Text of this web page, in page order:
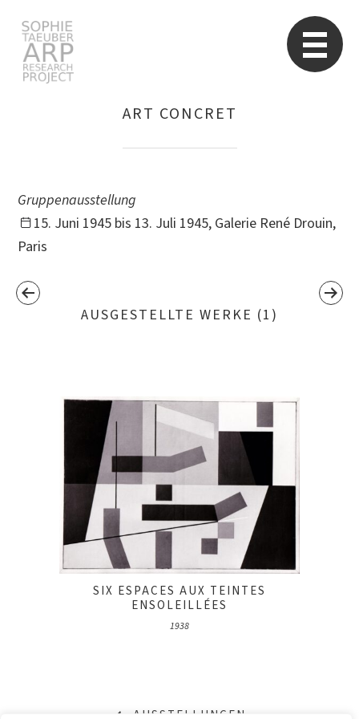
ART CONCRET
Gruppenausstellung
15. Juni 1945 bis 13. Juli 1945, Galerie René Drouin,
Paris
AUSGESTELLTE WERKE (1)
SIX ESPACES AUX TEINTES
ENSOLEILLÉES
1938
AUSSTELLUNGEN